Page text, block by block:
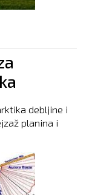
debljine i
planina i